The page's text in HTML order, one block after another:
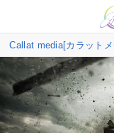
Callat media[カラット